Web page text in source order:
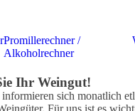
Promillerechner /
Alkoholrechner
Ihr Weingut!
sich monatlich